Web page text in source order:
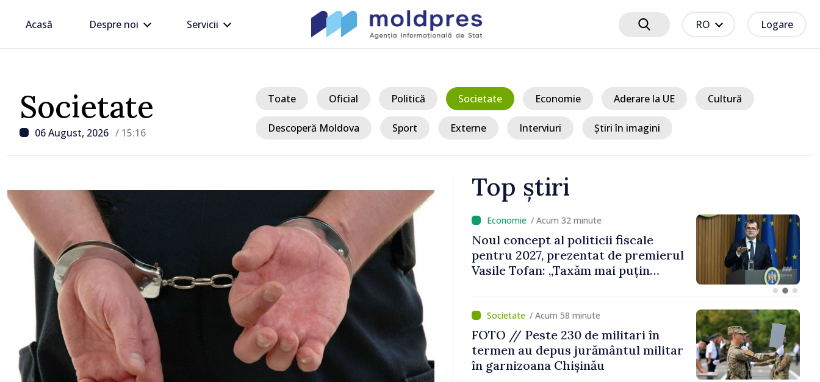
Acasă Despre noi Servicii RO Logare
Societate
06 August, 2026 / 15:16
Toate Oficial Politică Societate Economie Aderare la UE Cultură
Descoperă Moldova Sport Externe Interviuri Știri în imagini
Top știri
Noul concept al politicii fiscale
pentru 2027, prezentat de premierul
Vasile Tofan: „Taxăm mai puțin
munca, stimulăm investițiile, taxăm
viciile și echilibrăm taxarea
consumului”
/ Acum 56 minute
DOC // Legea pentru ratificarea
Convenției privind instituirea
Comisiei Internaționale de
/ Acum 58 minute
FOTO // Peste 230 de militari în
termen au depus jurământul militar
în garnizoana Chișinău